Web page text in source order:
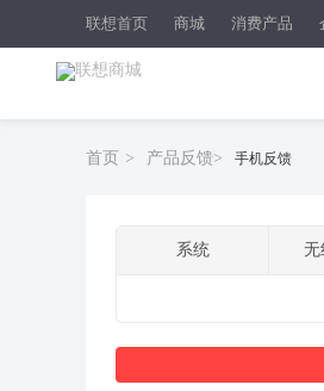
联想首页 商城 消费产品
首页 > 产品反馈> 手机反馈
系统 无